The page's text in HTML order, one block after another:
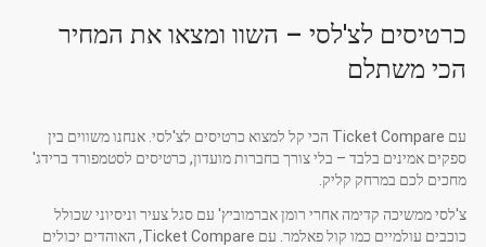
כרטיסים לצ'לסי – השוו ומצאו את המחיר
הכי משתלם
עם Ticket Compare הכי קל למצוא כרטיסים לצ'לסי. אנחנו משווים בין
ספקים אמינים בלבד – בלי צורך בחברות מועדון, כרטיסים לסטמפורד ברידג'
מחכים לכם במרחק קליק.
צ'לסי ממשיכה קדימה אחרי רומן אברמוביץ' עם סגל צעיר וניסיוני שכולל
כוכבים עולמיים כמו קול פאלמר. עם Ticket Compare, האוהדים יכולים